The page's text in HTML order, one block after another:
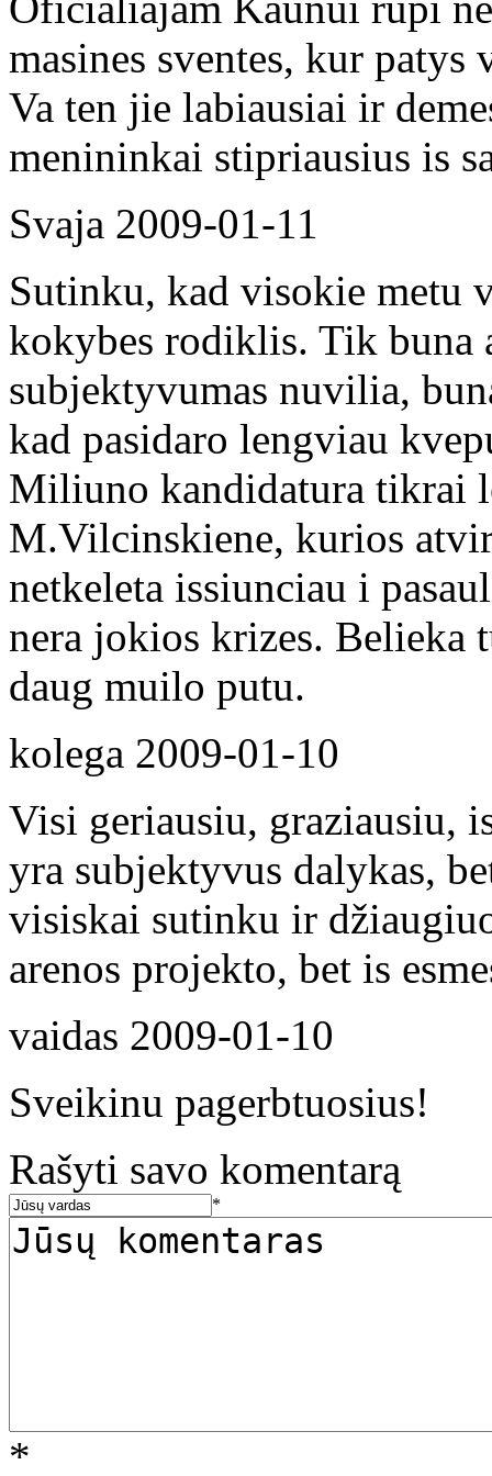
masines sventes, kur
Va ten jie labiausiai ir
menininkai stipriausius is
Svaja 2009-01-11
Sutinku, kad visokie metu
kokybes rodiklis. Tik buna
subjektyvumas nuvilia,
kad pasidaro lengviau
Miliuno kandidatura tikrai
M.Vilcinskiene, kurios
netkeleta issiunciau i
nera jokios krizes.
daug muilo putu.
kolega 2009-01-10
Visi geriausiu, graziausiu,
yra subjektyvus dalykas,
visiskai sutinku ir
arenos projekto, bet is
vaidas 2009-01-10
Sveikinu pagerbtuosius!
Rašyti savo komentarą
*
*